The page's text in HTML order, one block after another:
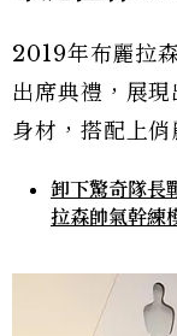
2019年布麗拉
出席典禮，展
身材，搭配上俏
卸下驚奇隊
拉森帥氣幹練